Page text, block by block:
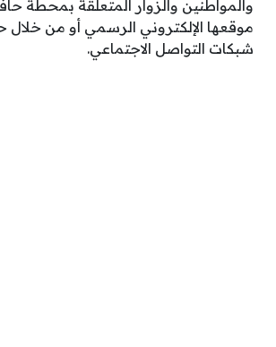
والمواطنين والزوار المتعلقة بمحطة
موقعها الإلكتروني الرسمي أو من خلال
شبكات التواصل الاجتماعي.